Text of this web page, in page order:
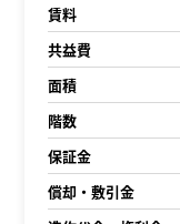
賃料
共益費
面積
階数
保証金
償却・敷引金